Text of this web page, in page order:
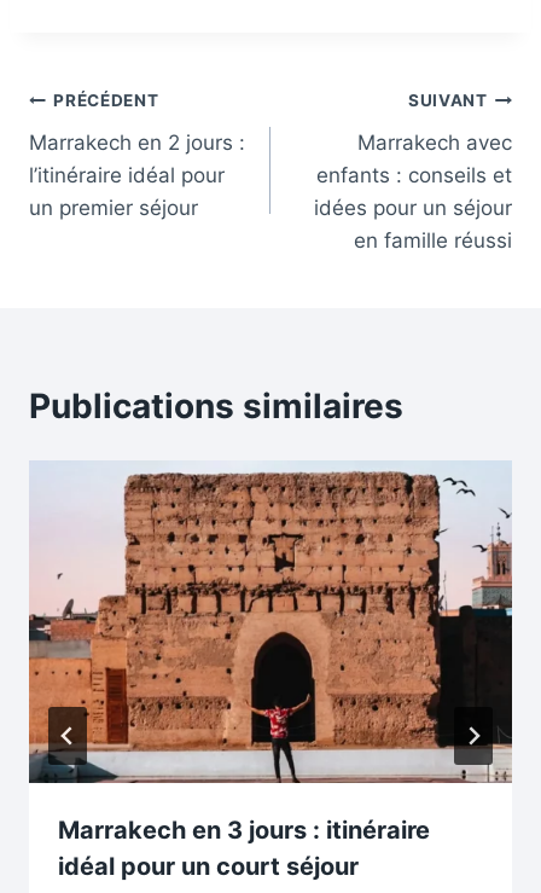
Navigation
de
l’article
PRÉCÉDENT
Marrakech en 2 jours :
l’itinéraire idéal pour
un premier séjour
SUIVANT
Marrakech avec
enfants : conseils et
idées pour un séjour
en famille réussi
Publications similaires
Marrakech en 3 jours : itinéraire
idéal pour un court séjour